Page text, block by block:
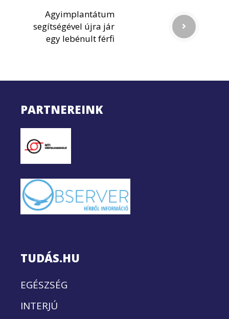
Agyimplantátum
segítségével újra jár
egy lebénult férfi
PARTNEREINK
TUDÁS.HU
EGÉSZSÉG
INTERJÚ